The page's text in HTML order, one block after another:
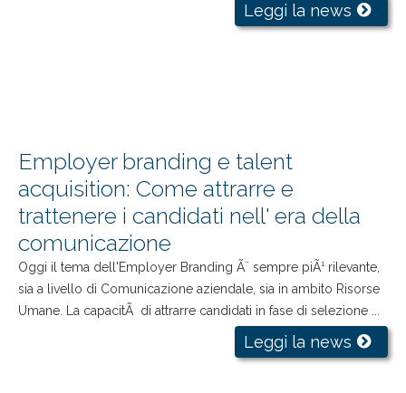
Leggi la news
Employer branding e talent
acquisition: Come attrarre e
trattenere i candidati nell' era della
comunicazione
Oggi il tema dell'Employer Branding Ã¨ sempre piÃ¹ rilevante,
sia a livello di Comunicazione aziendale, sia in ambito Risorse
Umane. La capacitÃ di attrarre candidati in fase di selezione ...
Leggi la news